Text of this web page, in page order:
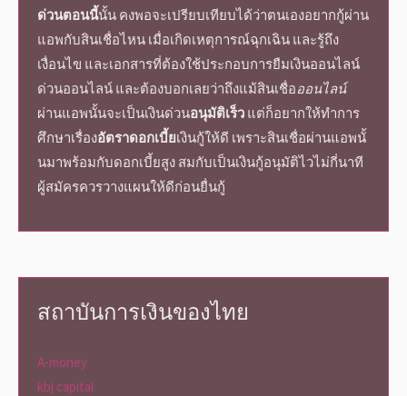
ด่วนตอนนี้นั้น คงพอจะเปรียบเทียบได้ว่าตนเองอยากกู้ผ่าน
แอพกับสินเชื่อไหน เมื่อเกิดเหตุการณ์ฉุกเฉิน และรู้ถึง
เงื่อนไข และเอกสารที่ต้องใช้ประกอบการยืมเงินออนไลน์
ด่วนออนไลน์ และต้องบอกเลยว่าถึงแม้สินเชื่อออนไลน์
ผ่านแอพนั้นจะเป็นเงินด่วนอนุมัติเร็ว แต่ก็อยากให้ทำการ
ศึกษาเรื่องอัตราดอกเบี้ยเงินกู้ให้ดี เพราะสินเชื่อผ่านแอพนั้
นมาพร้อมกับดอกเบี้ยสูง สมกับเป็นเงินกู้อนุมัติไวไม่กี่นาที
ผู้สมัครควรวางแผนให้ดีก่อนยื่นกู้
สถาบันการเงินของไทย
A-money
kbj capital